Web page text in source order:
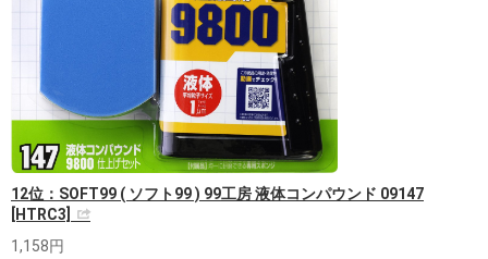
12位：SOFT99 ( ソフト99 ) 99工房 液体コンパウンド 09147
[HTRC3]
1,158円